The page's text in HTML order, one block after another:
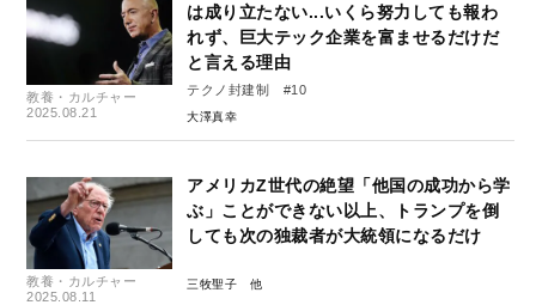
教養・カルチャー
2025.08.21
は成り立たない...いくら努力しても報わ
れず、巨大テック企業を富ませるだけだ
と言える理由
テクノ封建制 #10
大澤真幸
教養・カルチャー
2025.08.11
アメリカZ世代の絶望「他国の成功から学
ぶ」ことができない以上、トランプを倒
しても次の独裁者が大統領になるだけ
三牧聖子